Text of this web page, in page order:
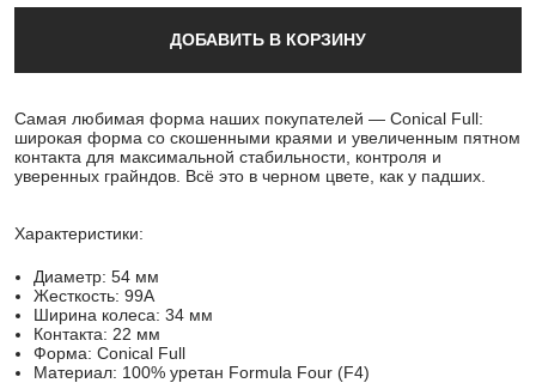
ДОБАВИТЬ В КОРЗИНУ
Самая любимая форма наших покупателей — Conical Full:
широкая форма со скошенными краями и увеличенным пятном
контакта для максимальной стабильности, контроля и
уверенных грайндов. Всё это в черном цвете, как у падших.
Характеристики:
Диаметр: 54 мм
Жесткость: 99A
Ширина колеса: 34 мм
Контакта: 22 мм
Форма: Conical Full
Материал: 100% уретан Formula Four (F4)